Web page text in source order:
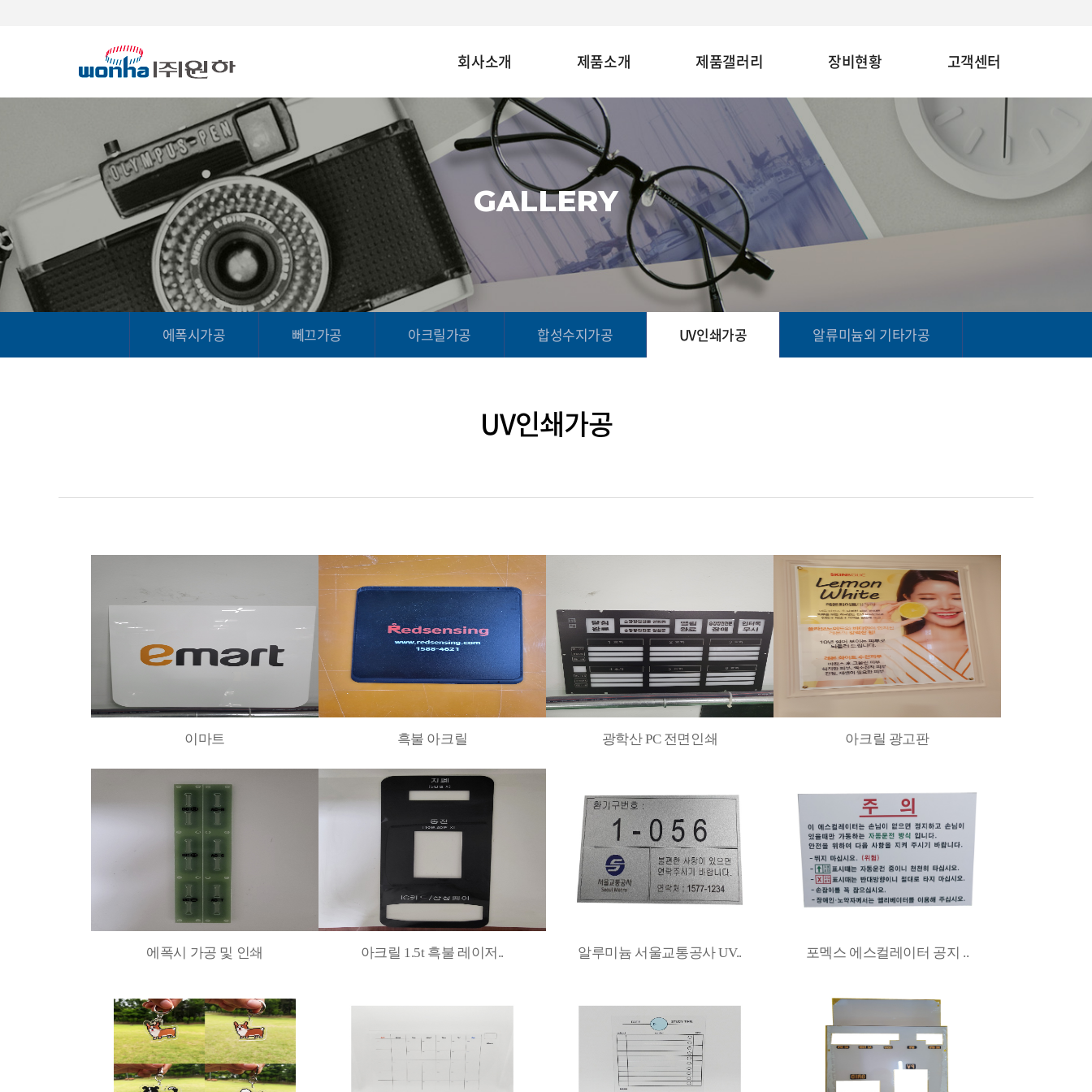
회사소개 제품소개 제품갤러리 장비현황 고객센터
GALLERY
에폭시가공 뻬끄가공 아크릴가공 합성수지가공 UV인쇄가공 알류미늄외 기타가공
UV인쇄가공
이마트 흑불 아크릴 광학산 PC 전면인쇄 아크릴 광고판
에폭시 가공 및 인쇄 아크릴 1.5t 흑불 레이저.. 알루미늄 서울교통공사 UV.. 포멕스 에스컬레이터 공지 ..